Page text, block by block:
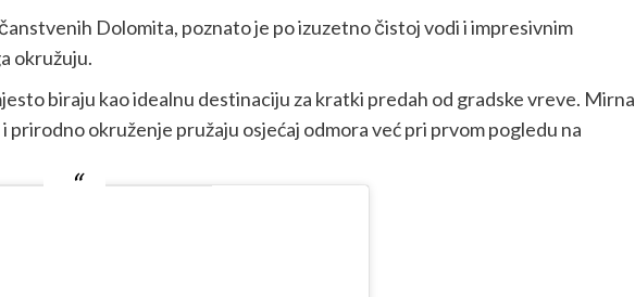
Dolomita, poznato je po izuzetno čistoj vodi i impresivnim
okružuju.
biraju kao idealnu destinaciju za kratki predah od gradske vreve. Mirna
prirodno okruženje pružaju osjećaj odmora već pri prvom pogledu na